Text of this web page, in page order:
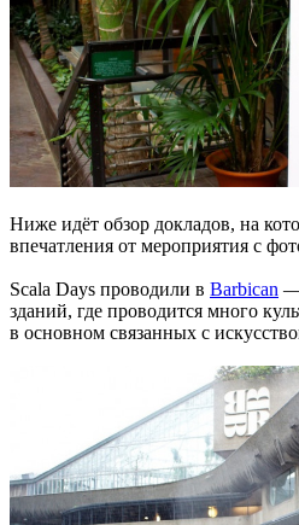
Ниже идёт обзор докладов, на
впечатления от мероприятия с
Scala Days проводили в Barbican —
зданий, где проводится много
в основном связанных с